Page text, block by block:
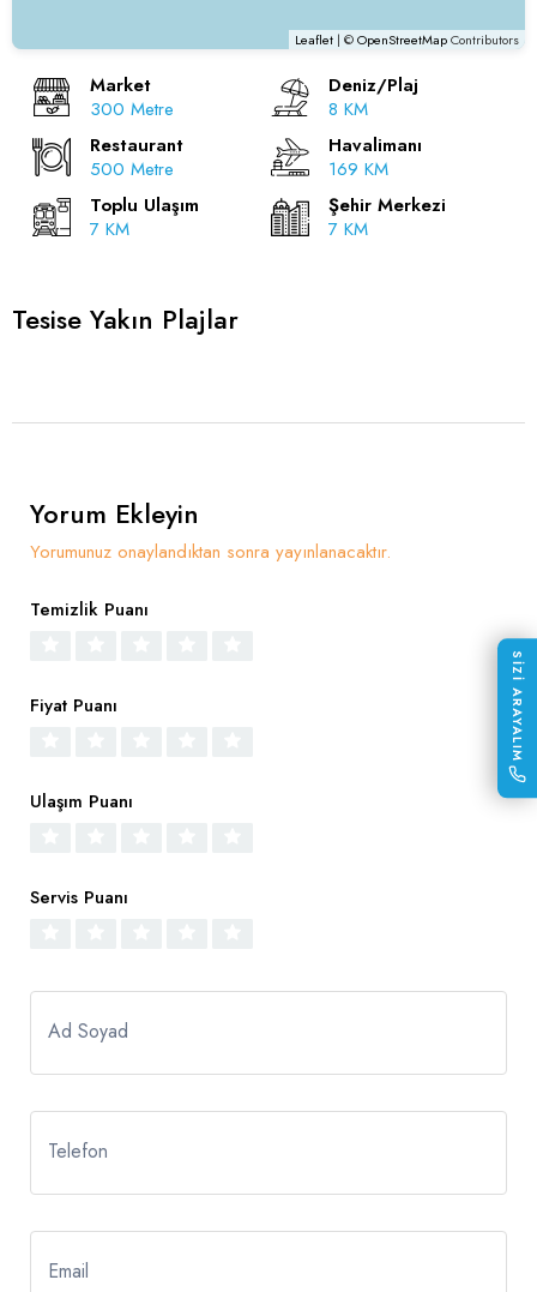
Leaflet | ©OpenStreetMapContributors
Market
300 Metre
Deniz/Plaj
8 KM
Restaurant
500 Metre
Havalimanı
169 KM
Toplu Ulaşım
7 KM
Şehir Merkezi
7 KM
Tesise Yakın Plajlar
Yorum Ekleyin
Yorumunuz onaylandıktan sonra yayınlanacaktır.
Temizlik Puanı
Fiyat Puanı
Ulaşım Puanı
Servis Puanı
Ad Soyad
Telefon
Email
SİZİ ARAYALIM